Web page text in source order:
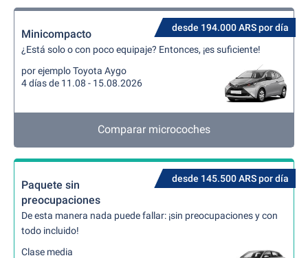
desde 194.000 ARS por día
Minicompacto
¿Está solo o con poco equipaje? Entonces, ¡es suficiente!
por ejemplo Toyota Aygo
4 días de 11.08 - 15.08.2026
Comparar microcoches
desde 145.500 ARS por día
Paquete sin
preocupaciones
De esta manera nada puede fallar: ¡sin preocupaciones y con
todo incluido!
Clase media